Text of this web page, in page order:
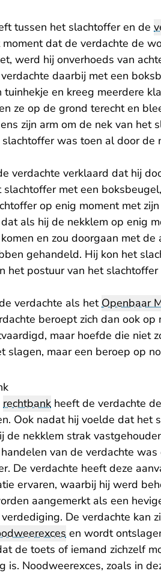
tussen het slachtoffer en de
dat de verdachte de
werd hij onverhoeds van
daarbij met een
en kreeg meerdere
ze op de grond terecht en
zijn arm om de nek van het
was toen al door de
verdachte verklaard dat hij
met een
op enig moment met
als hij de nekklem op enig
en zou doorgaan met de
gehandeld. Hij kon het
het postuur van het
verdachte als hetOpenbaar
beroept zich dan ook
maar hoefde die niet
slagen, maar een beroep op
rechtbank heeft de verdachte
Ook nadat hij voelde dat het
de nekklem strak
van de verdachte
De verdachte heeft deze
ervaren, waarbij hij werd
aangemerkt als een
De verdachte kan
en wordt
de toets of iemand zichzelf
is. Noodweerexces, zoals in